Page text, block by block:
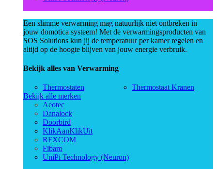
Een slimme verwarming mag natuurlijk niet ontbreken in
jouw domotica systeem! Met de verwarmingsproducten van
SOS Solutions kun jij de temperatuur per kamer regelen en
altijd op de hoogte blijven van jouw energie verbruik.
Bekijk alles van Verwarming
Thermostaten
Thermostaat Kranen
Bekijk alle merken
Aeotec
Danalock
Doorbird
KlikAanKlikUit
RFXCOM
Fibaro
UniPi Technology (Neuron)